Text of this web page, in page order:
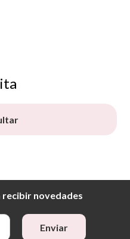
recibir novedades
Enviar